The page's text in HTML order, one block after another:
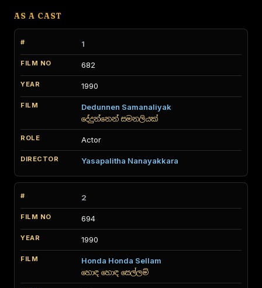
AS A CAST
1
682
1990
Dedunnen Samanaliyak
දේදුන්නෙන් සමනලියක්
Actor
Yasapalitha Nanayakkara
2
694
1990
Honda Honda Sellam
හොඳ හොඳ සෙල්ලම්